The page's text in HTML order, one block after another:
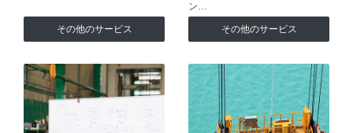
その他のサービス
ン…
その他のサービス